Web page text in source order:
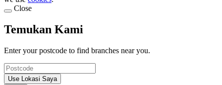
Close
Temukan Kami
Enter your postcode to find branches near you.
Use Lokasi Saya